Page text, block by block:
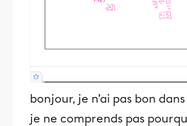
bonjour, je n’ai pas bon
je ne comprends pas